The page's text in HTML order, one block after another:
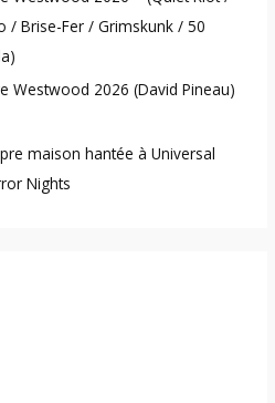
/ Brise-Fer / Grimskunk / 50
Westwood 2026 (David Pineau)
maison hantée à Universal
Nights